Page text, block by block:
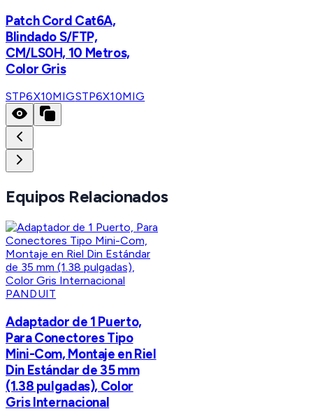
Patch Cord Cat6A,
Blindado S/FTP,
CM/LS0H, 10 Metros,
Color Gris
STP6X10MIGSTP6X10MIG
Equipos Relacionados
PANDUIT
Adaptador de 1 Puerto,
Para Conectores Tipo
Mini-Com, Montaje en Riel
Din Estándar de 35 mm
(1.38 pulgadas), Color
Gris Internacional